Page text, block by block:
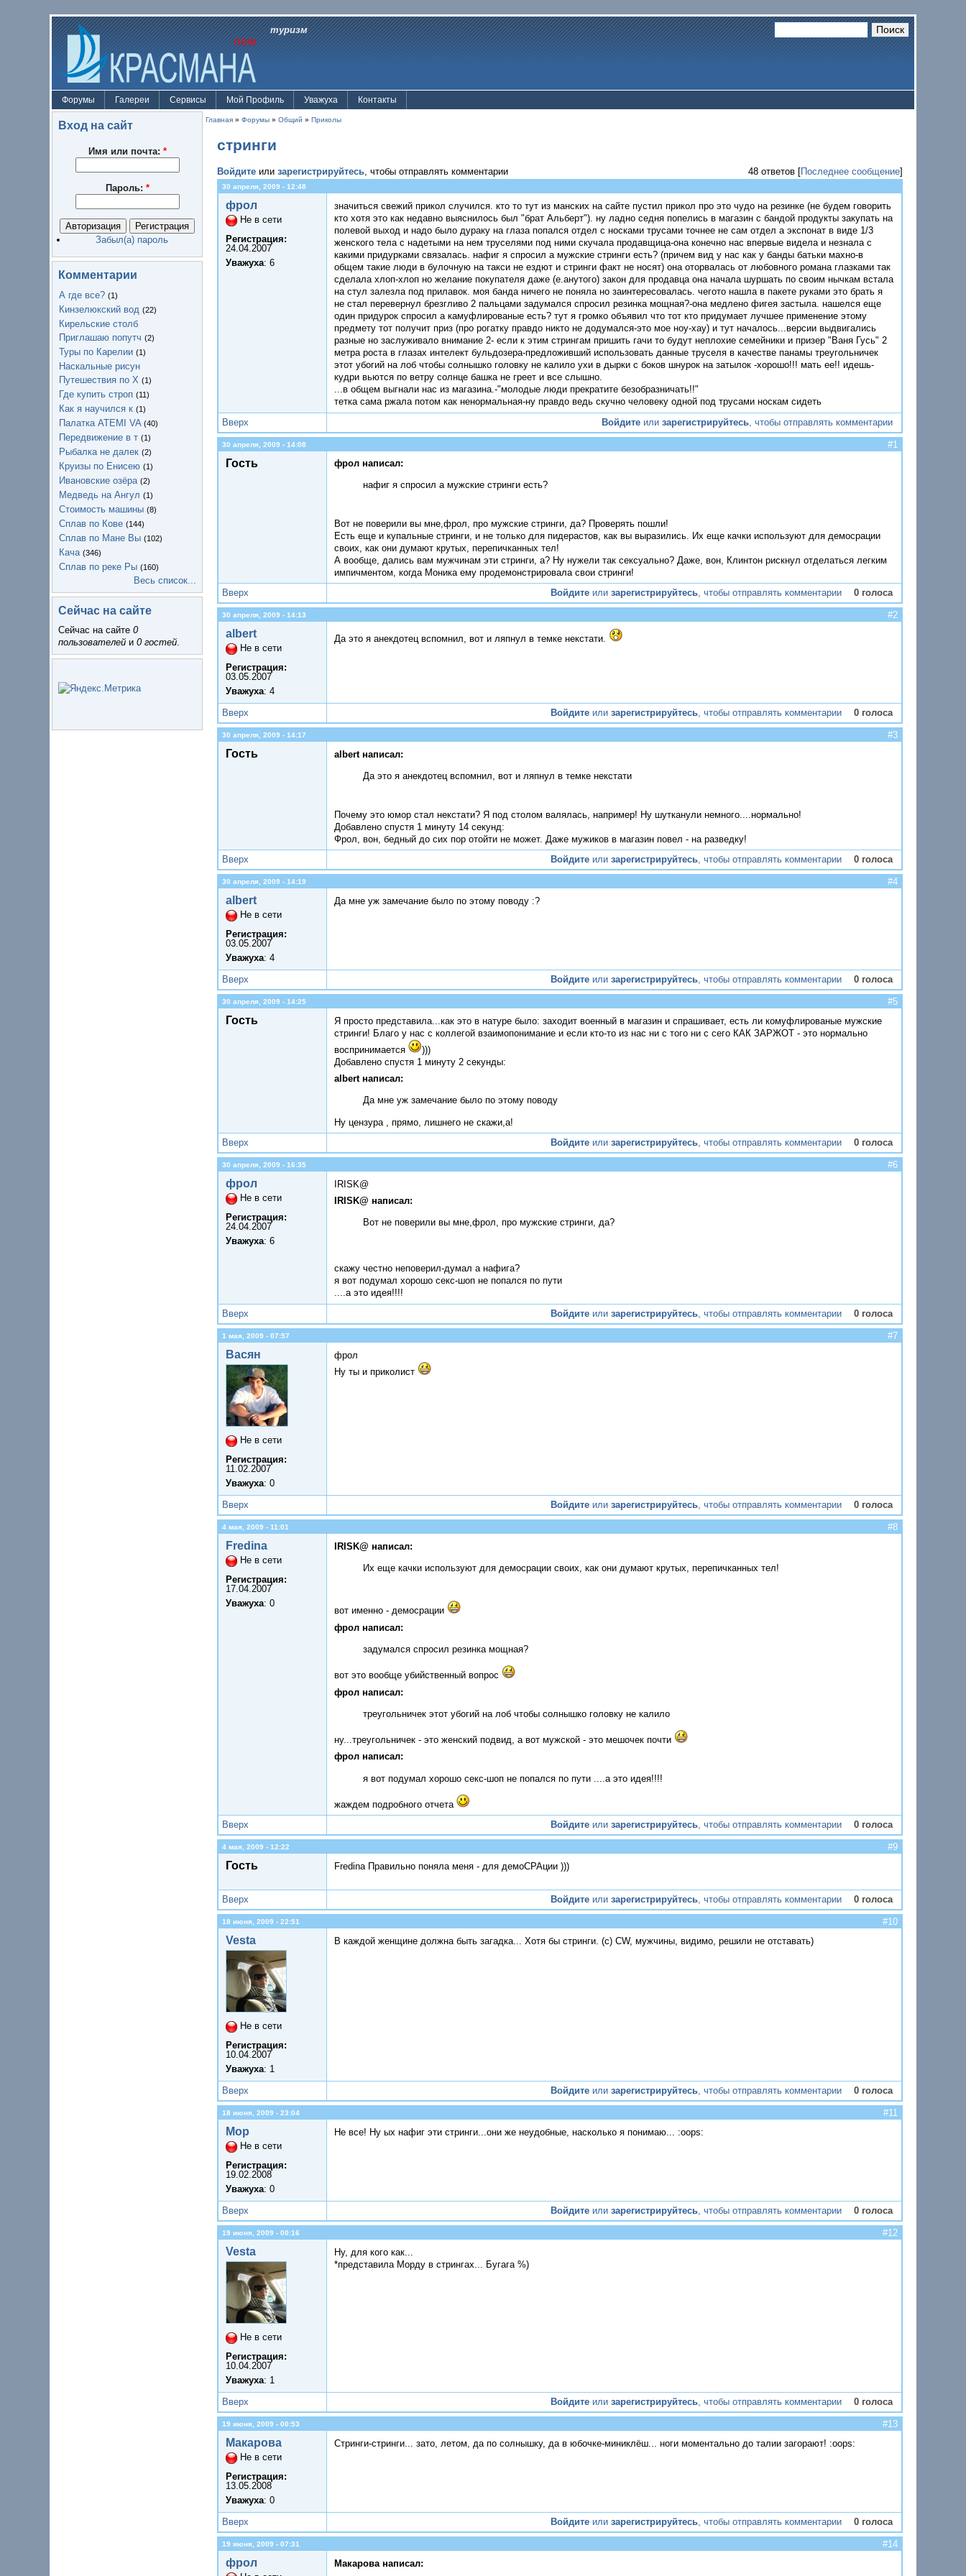
туризм
Форумы Галереи Сервисы Мой Профиль Уважуха Контакты
Вход на сайт
Имя или почта: *
Пароль: *
Забыл(а) пароль
Комментарии
А где все? (1)
Кинзелюкский вод (22)
Кирельские столб
Приглашаю попутч (2)
Туры по Карелии (1)
Наскальные рисун
Путешествия по Х (1)
Где купить строп (11)
Как я научился к (1)
Палатка ATEMI VA (40)
Передвижение в т (1)
Рыбалка не далек (2)
Круизы по Енисею (1)
Ивановские озёра (2)
Медведь на Ангул (1)
Стоимость машины (8)
Сплав по Кове (144)
Сплав по Мане Вы (102)
Кача (346)
Сплав по реке Ры (160)
Весь список...
Сейчас на сайте
Сейчас на сайте 0
пользователей и 0 гостей.
Главная » Форумы » Общий » Приколы
стринги
Войдите или зарегистрируйтесь, чтобы отправлять комментарии 48 ответов [Последнее сообщение]
30 апреля, 2009 - 12:48
фрол
Не в сети
Регистрация:
24.04.2007
Уважуха: 6
значиться свежий прикол случился. кто то тут из манских на сайте пустил прикол про это чудо на резинке (не будем говорить
кто хотя это как недавно выяснилось был "брат Альберт"). ну ладно седня попелись в магазин с бандой продукты закупать на
полевой выход и надо было дураку на глаза попался отдел с носками трусами точнее не сам отдел а экспонат в виде 1/3
женского тела с надетыми на нем труселями под ними скучала продавщица-она конечно нас впервые видела и незнала с
какими придурками связалась. нафиг я спросил а мужские стринги есть? (причем вид у нас как у банды батьки махно-в
общем такие люди в булочную на такси не ездют и стринги факт не носят) она оторвалась от любовного романа глазками так
сделала хлоп-хлоп но желание покупателя даже (е.анутого) закон для продавца она начала шуршать по своим нычкам встала
на стул залезла под прилавок. моя банда ничего не поняла но заинтересовалась. чегото нашла в пакете руками это брать я
не стал перевернул брезгливо 2 пальцами задумался спросил резинка мощная?-она медлено фигея застыла. нашелся еще
один придурок спросил а камуфлированые есть? тут я громко объявил что тот кто придумает лучшее применение этому
предмету тот получит приз (про рогатку правдо никто не додумался-это мое ноу-хау) и тут началось...версии выдвигались
разные но заслуживало внимание 2- если к этим стрингам пришить гачи то будут неплохие семейники и призер "Ваня Гусь" 2
метра роста в глазах интелект бульдозера-предложивший использовать данные труселя в качестве панамы треугольничек
этот убогий на лоб чтобы солнышко головку не калило ухи в дырки с боков шнурок на затылок -хорошо!!! мать ее!! идешь-
кудри вьются по ветру солнце башка не греет и все слышно.
...в общем выгнали нас из магазина.-"молодые люди прекратите безобразничать!!"
тетка сама ржала потом как ненормальная-ну правдо ведь скучно человеку одной под трусами носкам сидеть
Вверх
Войдите илизарегистрируйтесь , чтобы отправлять комментарии
30 апреля, 2009 - 14:08 #1
Гость фрол написал:
нафиг я спросил а мужские стринги есть?
Вот не поверили вы мне,фрол, про мужские стринги, да? Проверять пошли!
Есть еще и купальные стринги, и не только для пидерастов, как вы выразились. Их еще качки используют для демосрации
своих, как они думают крутых, перепичканных тел!
А вообще, дались вам мужчинам эти стринги, а? Ну нужели так сексуально? Даже, вон, Клинтон рискнул отделаться легким
импичментом, когда Моника ему продемонстрировала свои стринги!
Вверх
Войдите илизарегистрируйтесь, чтобы отправлять комментарии 0 голоса
30 апреля, 2009 - 14:13 #2
albert
Не в сети
Регистрация:
03.05.2007
Уважуха: 4
Да это я анекдотец вспомнил, вот и ляпнул в темке некстати.
Вверх Войдите илизарегистрируйтесь, чтобы отправлять комментарии 0 голоса
30 апреля, 2009 - 14:17 #3
Гость albert написал:
Да это я анекдотец вспомнил, вот и ляпнул в темке некстати
Почему это юмор стал некстати? Я под столом валялась, например! Ну шутканули немного....нормально!
Добавлено спустя 1 минуту 14 секунд:
Фрол, вон, бедный до сих пор отойти не может. Даже мужиков в магазин повел - на разведку!
Вверх
Войдите илизарегистрируйтесь, чтобы отправлять комментарии 0 голоса
30 апреля, 2009 - 14:19 #4
albert
Не в сети
Регистрация:
03.05.2007
Уважуха: 4
Да мне уж замечание было по этому поводу :?
Вверх Войдите илизарегистрируйтесь, чтобы отправлять комментарии 0 голоса
30 апреля, 2009 - 14:25 #5
Гость
Я просто представила...как это в натуре было: заходит военный в магазин и спрашивает, есть ли комуфлированые мужские
стринги! Благо у нас с коллегой взаимопонимание и если кто-то из нас ни с того ни с сего КАК ЗАРЖОТ - это нормально
воспринимается
)))
Добавлено спустя 1 минуту 2 секунды:
albert написал:
Да мне уж замечание было по этому поводу
Ну цензура , прямо, лишнего не скажи,а!
Вверх
Войдите илизарегистрируйтесь, чтобы отправлять комментарии 0 голоса
30 апреля, 2009 - 16:35 #6
фрол
Не в сети
Регистрация:
24.04.2007
Уважуха: 6
IRISK@
IRISK@ написал:
Вот не поверили вы мне,фрол, про мужские стринги, да?
скажу честно неповерил-думал а нафига?
я вот подумал хорошо секс-шоп не попался по пути
....а это идея!!!!
Вверх
Войдите илизарегистрируйтесь, чтобы отправлять комментарии 0 голоса
1 мая, 2009 - 07:57 #7
Васян
Не в сети
Регистрация:
11.02.2007
Уважуха: 0
фрол
Ну ты и приколист
Вверх Войдите илизарегистрируйтесь, чтобы отправлять комментарии 0 голоса
4 мая, 2009 - 11:01 #8
Fredina
Не в сети
Регистрация:
17.04.2007
Уважуха: 0
IRISK@ написал:
Их еще качки используют для демосрации своих, как они думают крутых, перепичканных тел!
вот именно - демосрации
фрол написал:
задумался спросил резинка мощная?
вот это вообще убийственный вопрос
фрол написал:
треугольничек этот убогий на лоб чтобы солнышко головку не калило
ну...треугольничек - это женский подвид, а вот мужской - это мешочек почти
фрол написал:
я вот подумал хорошо секс-шоп не попался по пути ....а это идея!!!!
жаждем подробного отчета
Вверх
Войдите илизарегистрируйтесь, чтобы отправлять комментарии 0 голоса
4 мая, 2009 - 12:22 #9
Гость Fredina Правильно поняла меня - для демоСРАции )))
Вверх Войдите илизарегистрируйтесь, чтобы отправлять комментарии 0 голоса
18 июня, 2009 - 22:51 #10
Vesta
Не в сети
Регистрация:
10.04.2007
Уважуха: 1
В каждой женщине должна быть загадка... Хотя бы стринги. (с) CW, мужчины, видимо, решили не отставать)
Вверх Войдите илизарегистрируйтесь, чтобы отправлять комментарии 0 голоса
18 июня, 2009 - 23:04 #11
Мор
Не в сети
Регистрация:
19.02.2008
Уважуха: 0
Не все! Ну ых нафиг эти стринги...они же неудобные, насколько я понимаю... :oops:
Вверх Войдите илизарегистрируйтесь, чтобы отправлять комментарии 0 голоса
19 июня, 2009 - 00:16 #12
Vesta
Не в сети
Регистрация:
10.04.2007
Уважуха: 1
Ну, для кого как...
*представила Морду в стрингах... Бугага %)
Вверх Войдите илизарегистрируйтесь, чтобы отправлять комментарии 0 голоса
19 июня, 2009 - 00:53 #13
Макарова
Не в сети
Регистрация:
13.05.2008
Уважуха: 0
Стринги-стринги... зато, летом, да по солнышку, да в юбочке-миниклёш... ноги моментально до талии загорают! :oops:
Вверх Войдите илизарегистрируйтесь, чтобы отправлять комментарии 0 голоса
19 июня, 2009 - 07:31 #14
фрол Макарова написал: